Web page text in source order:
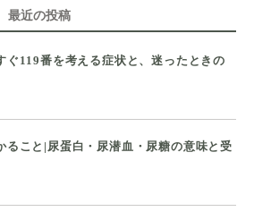
最近の投稿
ぐ119番を考える症状と、迷ったときの
ること|尿蛋白・尿潜血・尿糖の意味と受